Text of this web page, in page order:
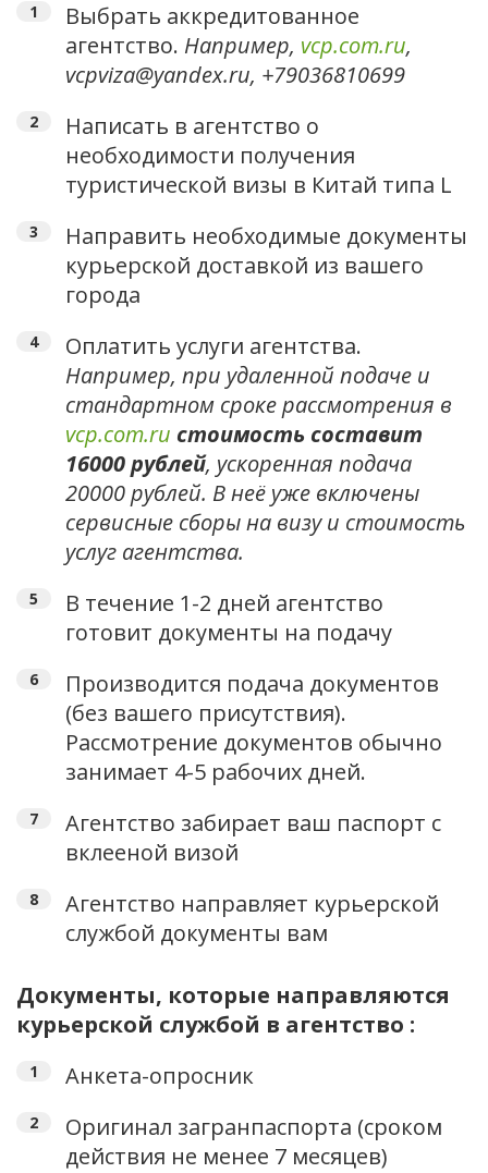
Выбрать аккредитованное
агентство. Например, vcp.com.ru,
vcpviza@yandex.ru, +79036810699
Написать в агентство о
необходимости получения
туристической визы в Китай типа L
Направить необходимые документы
курьерской доставкой из вашего
города
Оплатить услуги агентства.
Например, при удаленной подаче и
стандартном сроке рассмотрения в
vcp.com.ru стоимость составит
16000 рублей, ускоренная подача
20000 рублей. В неё уже включены
сервисные сборы на визу и стоимость
услуг агентства.
В течение 1-2 дней агентство
готовит документы на подачу
Производится подача документов
(без вашего присутствия).
Рассмотрение документов обычно
занимает 4-5 рабочих дней.
Агентство забирает ваш паспорт с
вклееной визой
Агентство направляет курьерской
службой документы вам
Документы, которые направляются
курьерской службой в агентство :
Анкета-опросник
Оригинал загранпаспорта (сроком
действия не менее 7 месяцев)